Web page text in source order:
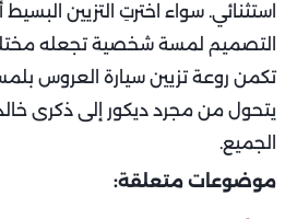
استثنائي. سواء اخترتِ التزيين
التصميم لمسة شخصية تجعله
تكمن روعة تزيين سيارة العروس
يتحول من مجرد ديكور إلى ذكرى
الجميع.
موضوعات متعلقة: